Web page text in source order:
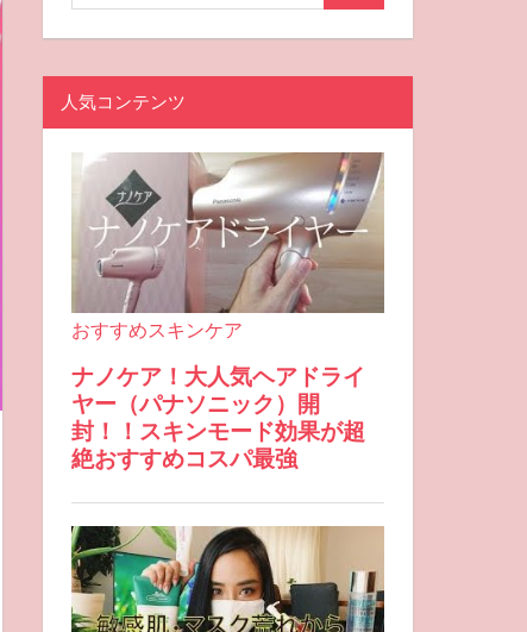
人気コンテンツ